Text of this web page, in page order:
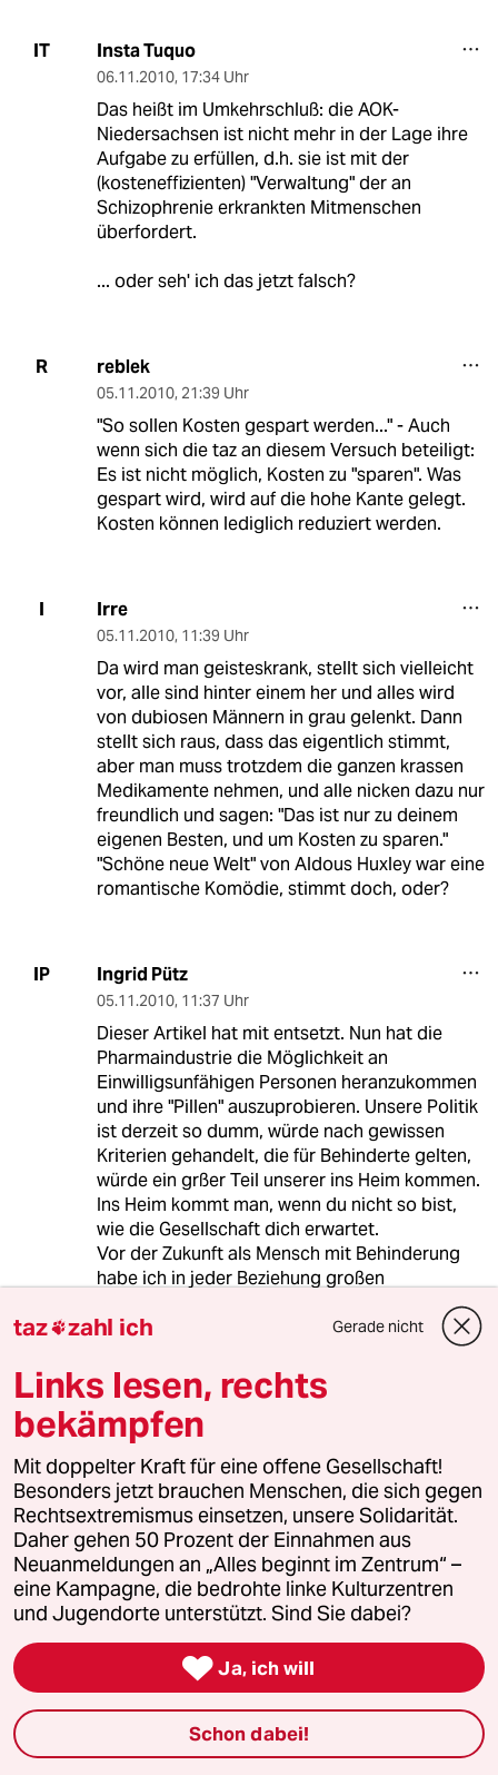
IT Insta Tuquo
06.11.2010, 17:34 Uhr
Das heißt im Umkehrschluß: die AOK-
Niedersachsen ist nicht mehr in der Lage ihre
Aufgabe zu erfüllen, d.h. sie ist mit der
(kosteneffizienten) "Verwaltung" der an
Schizophrenie erkrankten Mitmenschen
überfordert.
... oder seh' ich das jetzt falsch?
R reblek
05.11.2010, 21:39 Uhr
"So sollen Kosten gespart werden..." - Auch
wenn sich die taz an diesem Versuch beteiligt:
Es ist nicht möglich, Kosten zu "sparen". Was
gespart wird, wird auf die hohe Kante gelegt.
Kosten können lediglich reduziert werden.
I Irre
05.11.2010, 11:39 Uhr
Da wird man geisteskrank, stellt sich vielleicht
vor, alle sind hinter einem her und alles wird
von dubiosen Männern in grau gelenkt. Dann
stellt sich raus, dass das eigentlich stimmt,
aber man muss trotzdem die ganzen krassen
Medikamente nehmen, und alle nicken dazu nur
freundlich und sagen: "Das ist nur zu deinem
eigenen Besten, und um Kosten zu sparen."
"Schöne neue Welt" von Aldous Huxley war eine
romantische Komödie, stimmt doch, oder?
IP Ingrid Pütz
05.11.2010, 11:37 Uhr
Dieser Artikel hat mit entsetzt. Nun hat die
Pharmaindustrie die Möglichkeit an
Einwilligsunfähigen Personen heranzukommen
und ihre "Pillen" auszuprobieren. Unsere Politik
ist derzeit so dumm, würde nach gewissen
Kriterien gehandelt, die für Behinderte gelten,
würde ein grßer Teil unserer ins Heim kommen.
Ins Heim kommt man, wenn du nicht so bist,
wie die Gesellschaft dich erwartet.
Vor der Zukunft als Mensch mit Behinderung
habe ich in jeder Beziehung großen
nicht wichtig, sie will verdienen
MD maria Daubenbüchel
05.11.2010,11:37 Uhr
ja,das rumpelstielzchen ist von anfang an rüde
mit der presse umgegangen.er wird alles
tun,um an der macht zu bleiben.zu hoffen ist
nur,daß die französische bevölkerung bei er
nächsten wahl nicht alles,was da so ans
tageslicht kam und noch kommt,vergißt.es hat
sich ,wenn man sich die vergangenheit
anschaut, eindeutig erwiesen,das
machtbesessene "volksvertreter"in erster linie
an ihrem eigenen wohl interessiert sind und
nicht am wohl des volkes.
taz zahl ich Gerade nicht
Links lesen, rechts
bekämpfen
Mit doppelter Kraft für eine offene Gesellschaft!
Besonders jetzt brauchen Menschen, die sich gegen
Rechtsextremismus einsetzen, unsere Solidarität.
Daher gehen 50 Prozent der Einnahmen aus
Neuanmeldungen an „Alles beginnt im Zentrum“ –
eine Kampagne, die bedrohte linke Kulturzentren
und Jugendorte unterstützt. Sind Sie dabei?
 Ja, ich will
Schon dabei!